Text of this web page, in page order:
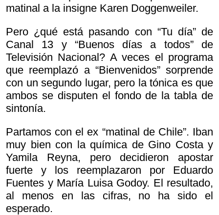
matinal a la insigne Karen Doggenweiler.
Pero ¿qué está pasando con “Tu día” de
Canal 13 y “Buenos días a todos” de
Televisión Nacional? A veces el programa
que reemplazó a “Bienvenidos” sorprende
con un segundo lugar, pero la tónica es que
ambos se disputen el fondo de la tabla de
sintonía.
Partamos con el ex “matinal de Chile”. Iban
muy bien con la química de Gino Costa y
Yamila Reyna, pero decidieron apostar
fuerte y los reemplazaron por Eduardo
Fuentes y María Luisa Godoy. El resultado,
al menos en las cifras, no ha sido el
esperado.